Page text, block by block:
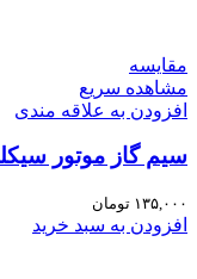
مقایسه
مشاهده سریع
افزودن به علاقه مندی
سیم گاز موتور
۱۳۵,۰۰۰ تومان
افزودن به سبد خرید